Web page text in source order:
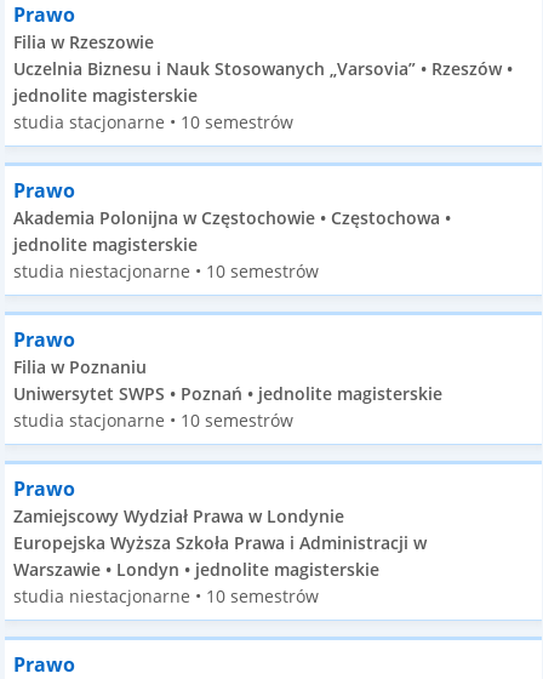
Prawo
Filia w Rzeszowie
Uczelnia Biznesu i Nauk Stosowanych „Varsovia” • Rzeszów •
jednolite magisterskie
studia stacjonarne • 10 semestrów
Prawo
Akademia Polonijna w Częstochowie • Częstochowa •
jednolite magisterskie
studia niestacjonarne • 10 semestrów
Prawo
Filia w Poznaniu
Uniwersytet SWPS • Poznań • jednolite magisterskie
studia stacjonarne • 10 semestrów
Prawo
Zamiejscowy Wydział Prawa w Londynie
Europejska Wyższa Szkoła Prawa i Administracji w
Warszawie • Londyn • jednolite magisterskie
studia niestacjonarne • 10 semestrów
Prawo